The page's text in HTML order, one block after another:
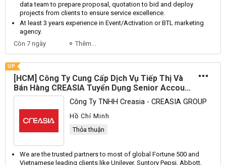
data team to prepare proposal, quotation to bid and deploy
projects from clients to ensure service excellence.
At least 3 years experience in Event/Activation orBTL marketing
agency.
Còn 7 ngày
Thêm...
UP
[HCM] Công Ty Cung Cấp Dịch Vụ Tiếp Thị Và
Bán Hàng CREASIA Tuyển Dụng Senior Account
Executive Full-time 2026Công Ty TNHH Creasia - CREASIA GROUP
Hồ Chí Minh
Thỏa thuận
We are the trusted partners to most of global Fortune 500 and
Vietnamese leading clients like Unilever, Suntory Pepsi, Abbott,